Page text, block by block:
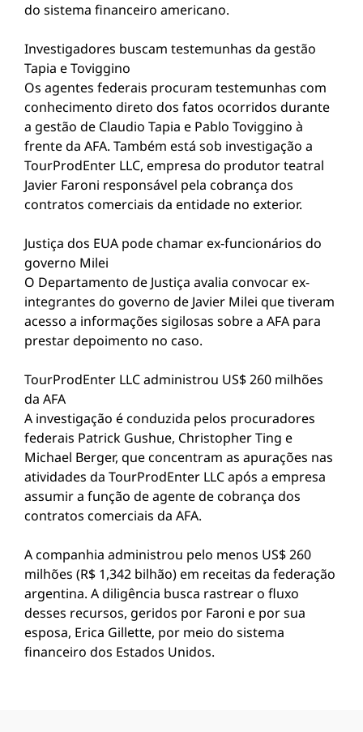
do sistema financeiro americano.
Investigadores buscam testemunhas da gestão
Tapia e Toviggino
Os agentes federais procuram testemunhas com
conhecimento direto dos fatos ocorridos durante
a gestão de Claudio Tapia e Pablo Toviggino à
frente da AFA. Também está sob investigação a
TourProdEnter LLC, empresa do produtor teatral
Javier Faroni responsável pela cobrança dos
contratos comerciais da entidade no exterior.
Justiça dos EUA pode chamar ex-funcionários do
governo Milei
O Departamento de Justiça avalia convocar ex-
integrantes do governo de Javier Milei que tiveram
acesso a informações sigilosas sobre a AFA para
prestar depoimento no caso.
TourProdEnter LLC administrou US$ 260 milhões
da AFA
A investigação é conduzida pelos procuradores
federais Patrick Gushue, Christopher Ting e
Michael Berger, que concentram as apurações nas
atividades da TourProdEnter LLC após a empresa
assumir a função de agente de cobrança dos
contratos comerciais da AFA.
A companhia administrou pelo menos US$ 260
milhões (R$ 1,342 bilhão) em receitas da federação
argentina. A diligência busca rastrear o fluxo
desses recursos, geridos por Faroni e por sua
esposa, Erica Gillette, por meio do sistema
financeiro dos Estados Unidos.